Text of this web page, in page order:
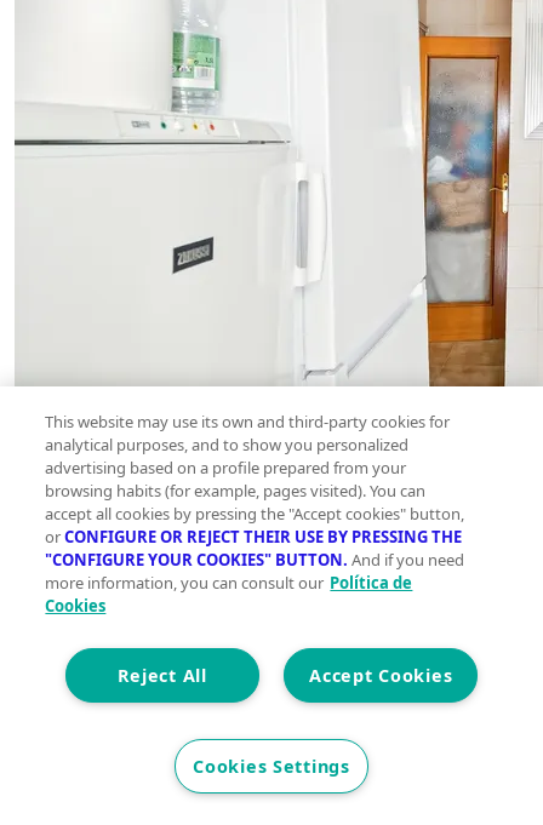
Simula tu hipoteca
Precio del inmueble
€
This website may use its own and third-party cookies for
analytical purposes, and to show you personalized
advertising based on a profile prepared from your
browsing habits (for example, pages visited). You can
accept all cookies by pressing the "Accept cookies" button,
orCONFIGURE OR REJECT THEIR USE BY PRESSING THE
"CONFIGURE YOUR COOKIES" BUTTON. And if you need
more information, you can consult our Política de
Cookies
Accept Cookies
Reject All
Cookies Settings